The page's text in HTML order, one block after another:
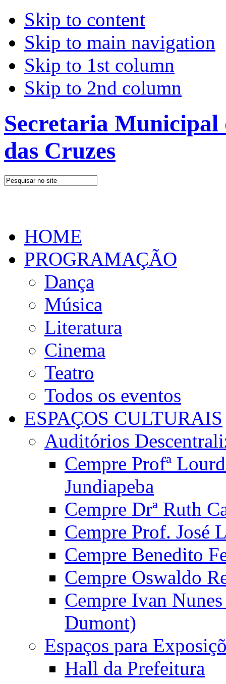
Skip to content
Skip to main navigation
Skip to 1st column
Skip to 2nd column
Secretaria
das Cruzes
HOME
PROGRAMAÇÃO
Dança
Música
Literatura
Cinema
Teatro
Todos os eventos
ESPAÇOS CULTURAIS
Auditórios
Cempre Profª
Jundiapeba
Cempre Drª Ruth
Cempre Prof. José
Cempre Benedito
Cempre Oswaldo
Cempre Ivan
Dumont)
Espaços para
Hall da Prefeitura